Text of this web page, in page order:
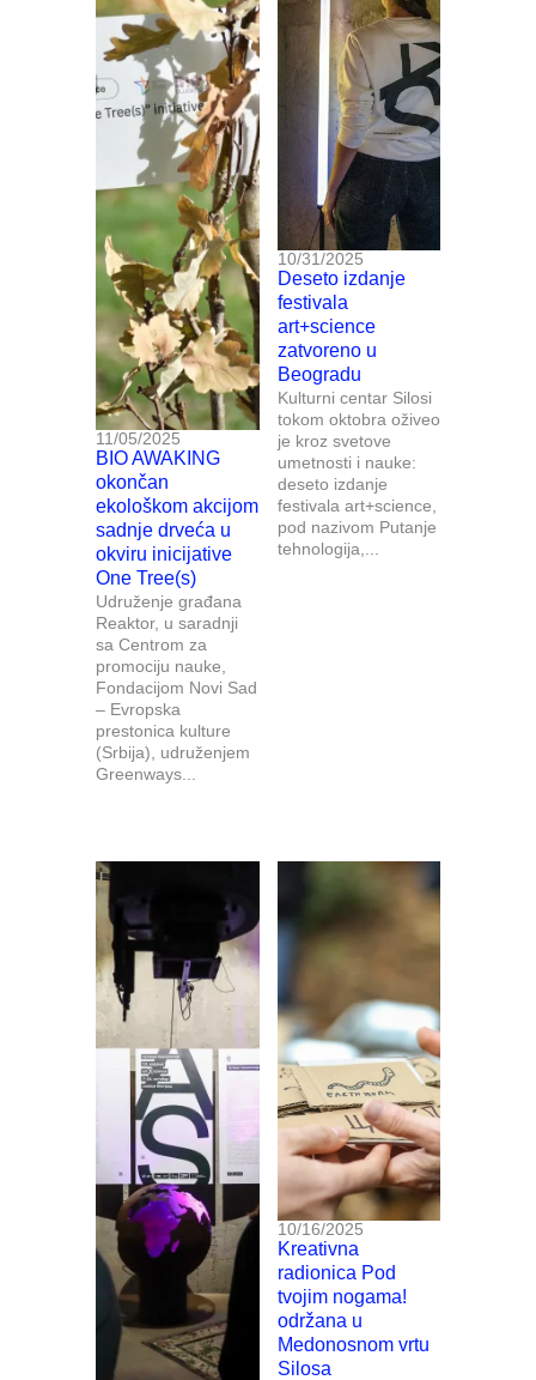
11/05/2025
BIO AWAKING
okončan
ekološkom akcijom
sadnje drveća u
okviru inicijative
One Tree(s)
Udruženje građana
Reaktor, u saradnji
sa Centrom za
promociju nauke,
Fondacijom Novi Sad
– Evropska
prestonica kulture
(Srbija), udruženjem
Greenways...
10/31/2025
Deseto izdanje
festivala
art+science
zatvoreno u
Beogradu
Kulturni centar Silosi
tokom oktobra oživeo
je kroz svetove
umetnosti i nauke:
deseto izdanje
festivala art+science,
pod nazivom Putanje
tehnologija,...
10/16/2025
Kreativna
radionica Pod
tvojim nogama!
održana u
Medonosnom vrtu
Silosa